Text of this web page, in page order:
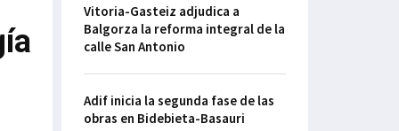
Vitoria-Gasteiz adjudica a
Balgorza la reforma integral de la
calle San Antonio
Adif inicia la segunda fase de las
obras en Bidebieta-Basauri